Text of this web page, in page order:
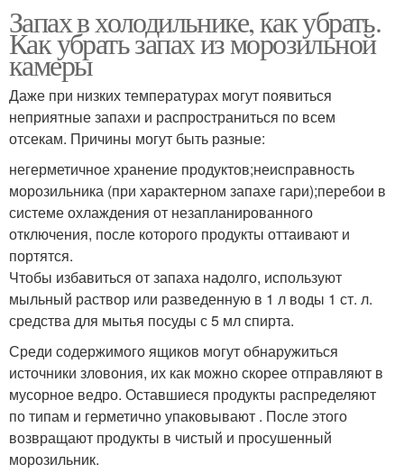
Запах в холодильнике, как убрать.
Как убрать запах из морозильной
камеры
Даже при низких температурах могут появиться
неприятные запахи и распространиться по всем
отсекам. Причины могут быть разные:
негерметичное хранение продуктов;неисправность
морозильника (при характерном запахе гари);перебои в
системе охлаждения от незапланированного
отключения, после которого продукты оттаивают и
портятся.
Чтобы избавиться от запаха надолго, используют
мыльный раствор или разведенную в 1 л воды 1 ст. л.
средства для мытья посуды с 5 мл спирта.
Среди содержимого ящиков могут обнаружиться
источники зловония, их как можно скорее отправляют в
мусорное ведро. Оставшиеся продукты распределяют
по типам и герметично упаковывают . После этого
возвращают продукты в чистый и просушенный
морозильник.